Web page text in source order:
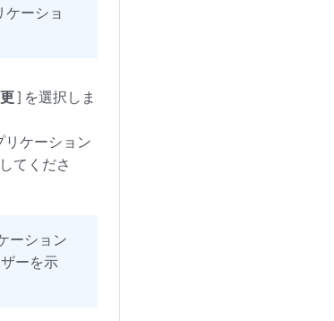
ケーショ
] を選択しま
リケーション
てくださ
ーション
ーを示